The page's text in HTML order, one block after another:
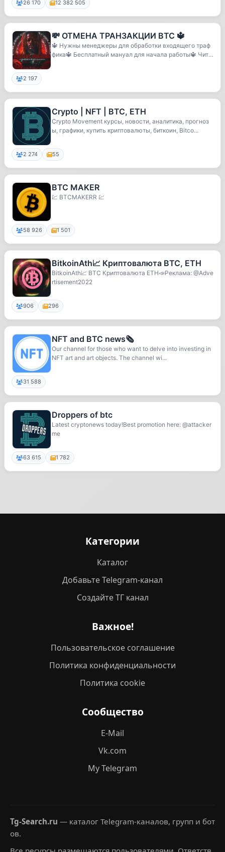
26 170 12 382 505
💸 ОТМЕНА ТРАНЗАКЦИИ BTC 🔱
🔱 Нужны менеджеры для обработки входящего траф
фика🔱 Бесплатный мануал для начала работы🔱 Чита
2 197
Crypto | NFT | BTC, ETH
Crypto Movement курсы, новости, аналитика, прогноз
ы, графики, купить криптовалюты, биткоин, Bitco...
2 274 55
BTC MAKER
💹 BTCMAKERR 💹
58 926 1 501
BitkoinAth📈 Криптовалюта BTC, ETH
BitkoinAth📈 BTC Криптовалюта ETH📣Реклама: @Adve
rtisement2022
906 296
NFT and BTC news🗞
Our channel for those who want to delve into investing in
NFT art and art objects. The channel wi...
31 588
Droppers of btc
Latest cryptonews today!Best promotion here: @attacker
me
63 615 1 782
Категории
Каталог
Добавьте Telegram-канал
Создайте ТГ канал
Важное!
Пользовательское соглашение
Политика конфиденциальности
Политика cookie
Сообщество
E-Mail
Vk.com
My Telegram
Tg-Search.ru — каталог Telegram-каналов, групп и бот
ов.